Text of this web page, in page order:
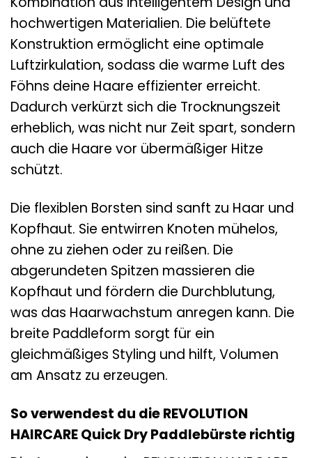
hochwertigen Materialien. Die belüftete
Konstruktion ermöglicht eine optimale
Luftzirkulation, sodass die warme Luft des
Föhns deine Haare effizienter erreicht.
Dadurch verkürzt sich die Trocknungszeit
erheblich, was nicht nur Zeit spart, sondern
auch die Haare vor übermäßiger Hitze
schützt.
Die flexiblen Borsten sind sanft zu Haar und
Kopfhaut. Sie entwirren Knoten mühelos,
ohne zu ziehen oder zu reißen. Die
abgerundeten Spitzen massieren die
Kopfhaut und fördern die Durchblutung,
was das Haarwachstum anregen kann. Die
breite Paddleform sorgt für ein
gleichmäßiges Styling und hilft, Volumen
am Ansatz zu erzeugen.
So verwendest du die REVOLUTION
HAIRCARE Quick Dry Paddlebürste richtig